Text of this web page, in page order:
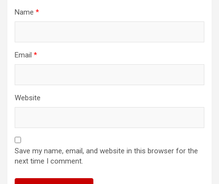
Name *
Email *
Website
Save my name, email, and website in this browser for the
next time I comment.